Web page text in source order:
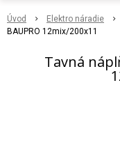
Úvod Elektro náradie
BAUPRO 12mix/200x11
Tavná